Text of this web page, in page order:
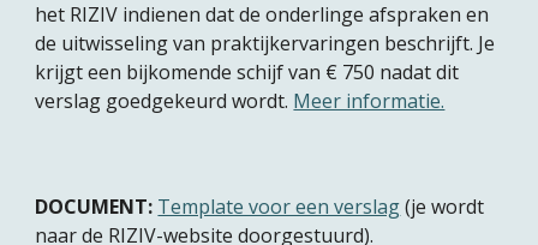
het RIZIV indienen dat de onderlinge afspraken en
de uitwisseling van praktijkervaringen beschrijft. Je
krijgt een bijkomende schijf van € 750 nadat dit
verslag goedgekeurd wordt. Meer informatie.
DOCUMENT: Template voor een verslag (je wordt
naar de RIZIV-website doorgestuurd).